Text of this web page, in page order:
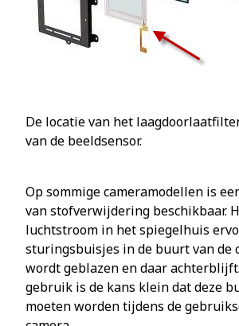
De locatie van het
van de beeldsensor.
Op sommige cameramodellen is
van stofverwijdering beschikbaar.
luchtstroom in het spiegelhuis
sturingsbuisjes in de buurt van de
wordt geblazen en daar
gebruik is de kans klein dat deze
moeten worden tijdens de